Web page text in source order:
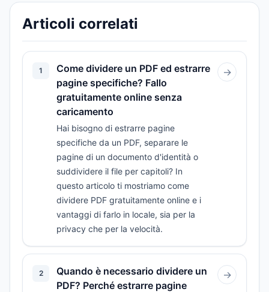
Articoli correlati
1
Come dividere un PDF ed estrarre
pagine specifiche? Fallo
gratuitamente online senza
caricamento
Hai bisogno di estrarre pagine
specifiche da un PDF, separare le
pagine di un documento d'identità o
suddividere il file per capitoli? In
questo articolo ti mostriamo come
dividere PDF gratuitamente online e i
vantaggi di farlo in locale, sia per la
privacy che per la velocità.
→
2
Quando è necessario dividere un
PDF? Perché estrarre pagine
→